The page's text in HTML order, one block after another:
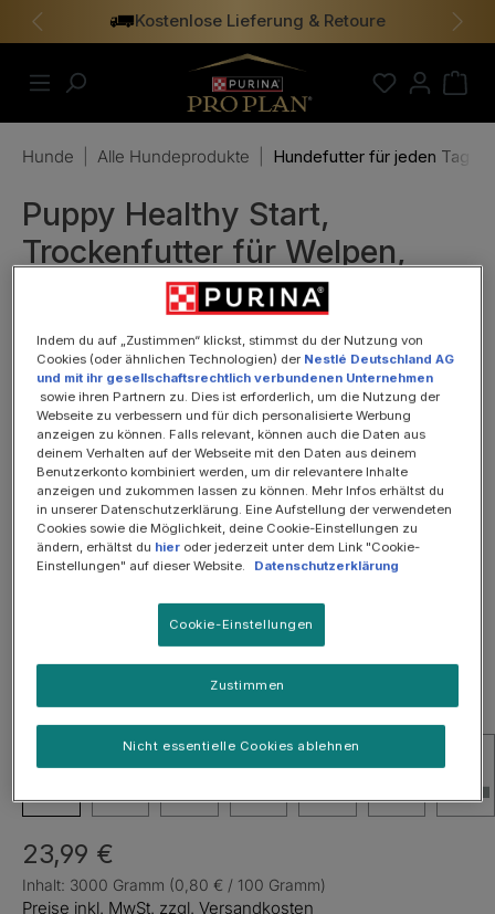
springen Kostenlose Lieferung & Retoure
Vorheriges
Hunde Alle Hundeprodukte Hundefutter für jeden Tag
Puppy Healthy Start,
Trockenfutter für Welpen,
kleine Hunde, reich an Huhn
3kg
Bildergalerie überspringen
SOMMER-SALE: 25%
23,99 €
Inhalt: 3000 Gramm (0,80 € / 100 Gramm)
Preise inkl. MwSt. zzgl. Versandkosten
Indem du auf „Zustimmen“ klickst, stimmst du der Nutzung von
Cookies (oder ähnlichen Technologien) der Nestlé Deutschland AG
und mit ihr gesellschaftsrechtlich verbundenen Unternehmen
sowie ihren Partnern zu. Dies ist erforderlich, um die Nutzung der
Webseite zu verbessern und für dich personalisierte Werbung
anzeigen zu können. Falls relevant, können auch die Daten aus
deinem Verhalten auf der Webseite mit den Daten aus deinem
Benutzerkonto kombiniert werden, um dir relevantere Inhalte
anzeigen und zukommen lassen zu können. Mehr Infos erhältst du
in unserer Datenschutzerklärung. Eine Aufstellung der verwendeten
Cookies sowie die Möglichkeit, deine Cookie-Einstellungen zu
ändern, erhältst du hier oder jederzeit unter dem Link "Cookie-
Einstellungen" auf dieser Website.
Datenschutzerklärung
Cookie-Einstellungen
Nicht essentielle Cookies ablehnen
Zustimmen